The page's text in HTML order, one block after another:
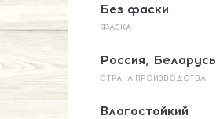
Без фаски
ФАСКА
Россия, Беларусь
СТРАНА ПРОИЗВОДСТВА
Влагостойкий